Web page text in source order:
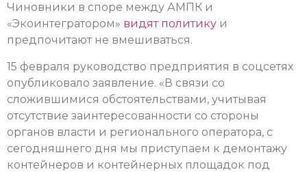
Чиновники в споре между АМПК и
«Экоинтегратором» видят политику и
предпочитают не вмешиваться.
15 февраля руководство предприятия в соцсетях
опубликовало заявление. «В связи со
сложившимися обстоятельствами, учитывая
отсутствие заинтересованности со стороны
органов власти и регионального оператора, с
сегодняшнего дня мы приступаем к демонтажу
контейнеров и контейнерных площадок под